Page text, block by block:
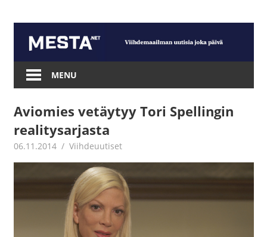
content
Mesta.net
MENU
Aviomies vetäytyy Tori Spellingin
realitysarjasta
06.11.2014 mestanet
Viihdeuutiset